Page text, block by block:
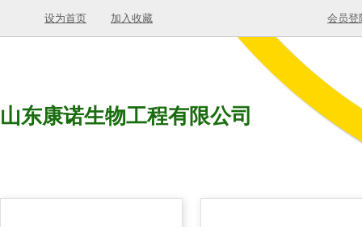
设为首页 加入收藏 会员登
山东康诺生物工程有限公司